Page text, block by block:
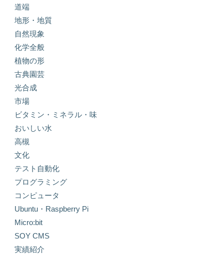
道端
地形・地質
自然現象
化学全般
植物の形
古典園芸
光合成
市場
ビタミン・ミネラル・味
おいしい水
高槻
文化
テスト自動化
プログラミング
コンピュータ
Ubuntu・Raspberry Pi
Micro:bit
SOY CMS
実績紹介